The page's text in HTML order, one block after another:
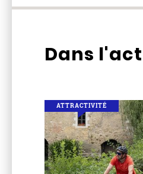
Dans
ATTRACTIVITÉ